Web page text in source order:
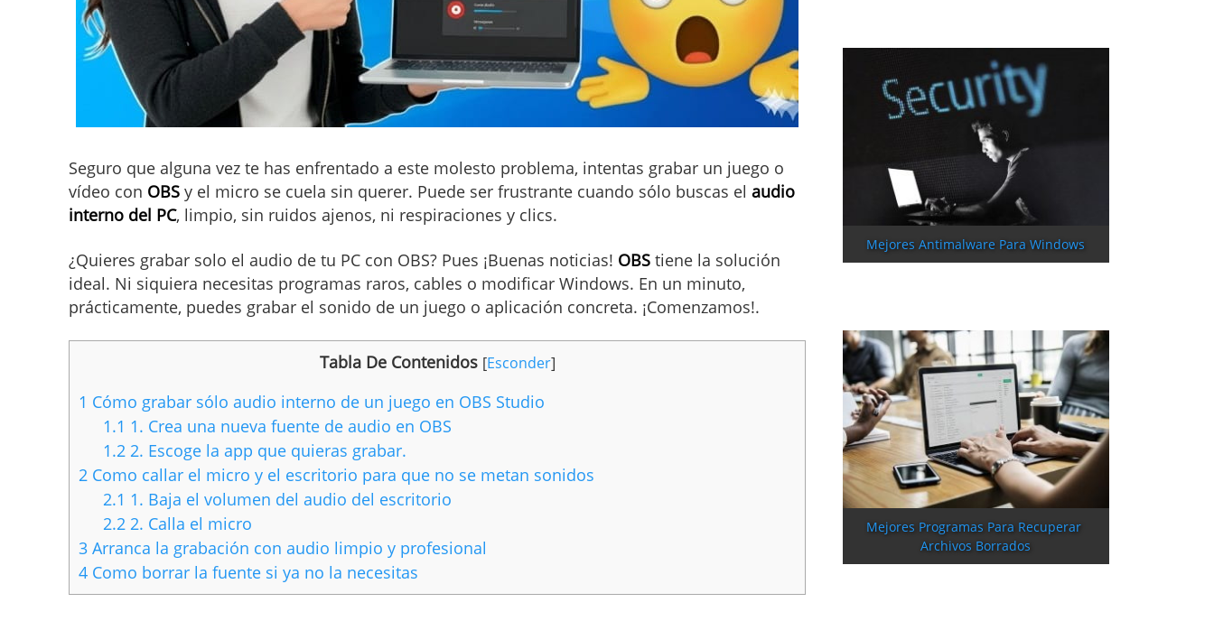
Seguro que alguna vez te has enfrentado a este molesto problema, intentas grabar un juego o
vídeo con OBS y el micro se cuela sin querer. Puede ser frustrante cuando sólo buscas el audio
interno del PC, limpio, sin ruidos ajenos, ni respiraciones y clics.
¿Quieres grabar solo el audio de tu PC con OBS? Pues ¡Buenas noticias! OBS tiene la solución
ideal. Ni siquiera necesitas programas raros, cables o modificar Windows. En un minuto,
prácticamente, puedes grabar el sonido de un juego o aplicación concreta. ¡Comenzamos!.
Tabla De Contenidos [Esconder]
1 Cómo grabar sólo audio interno de un juego en OBS Studio
1.1 1. Crea una nueva fuente de audio en OBS
1.2 2. Escoge la app que quieras grabar.
2 Como callar el micro y el escritorio para que no se metan sonidos
2.1 1. Baja el volumen del audio del escritorio
2.2 2. Calla el micro
3 Arranca la grabación con audio limpio y profesional
4 Como borrar la fuente si ya no la necesitas
Mejores Antimalware Para Windows
Mejores Programas Para Recuperar
Archivos Borrados